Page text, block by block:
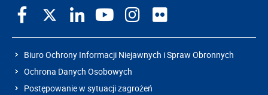
Biuro Ochrony Informacji Niejawnych i Spraw Obronnych
Ochrona Danych Osobowych
Postępowanie w sytuacji zagrożeń